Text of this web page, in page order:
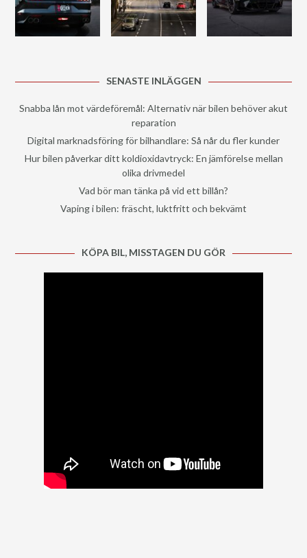
SENASTE INLÄGGEN
Snabba lån mot värdeföremål: Alternativ när bilen behöver akut
reparation
Digital marknadsföring för bilhandlare: Så når du fler kunder
Hur bilen påverkar ditt koldioxidavtryck: En jämförelse mellan
olika drivmedel
Vad bör man tänka på vid ett billån?
Vaping i bilen: fräscht, luktfritt och bekvämt
KÖPA BIL, MISSTAGEN DU GÖR